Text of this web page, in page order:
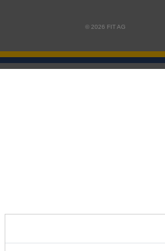
© 2026 FIT AG